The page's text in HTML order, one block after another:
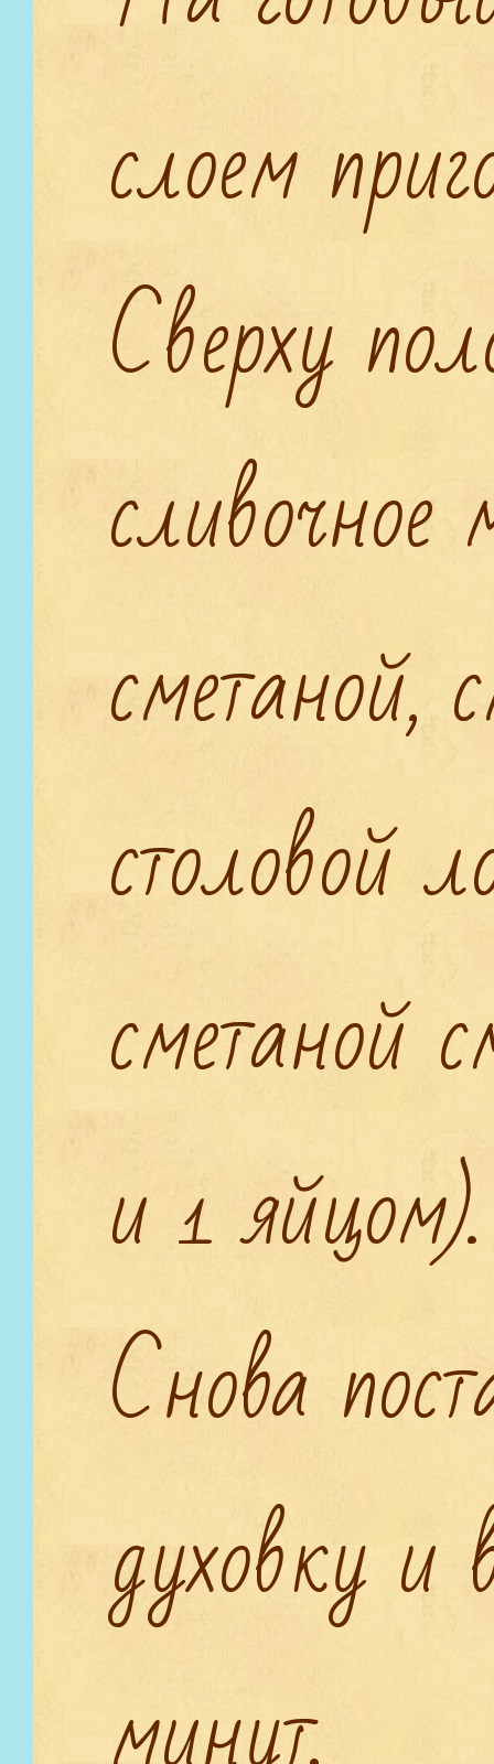
слоем
Сверху
сметаной,
столовой
сметаной
и 1 яйцом).
Снова
духовку